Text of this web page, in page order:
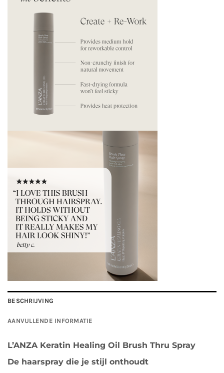
BESCHRIJVING
AANVULLENDE INFORMATIE
L’ANZA Keratin Healing Oil Brush Thru Spray
De haarspray die je stijl onthoudt